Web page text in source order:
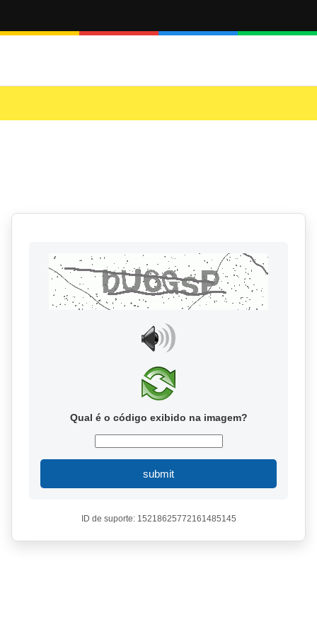
Qual é o código exibido na imagem?
submit
ID de suporte: 15218625772161485145